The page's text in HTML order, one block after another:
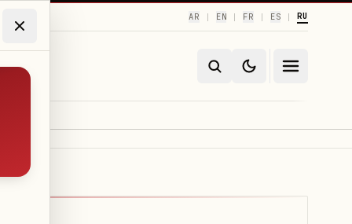
AR | EN | FR | ES | RU